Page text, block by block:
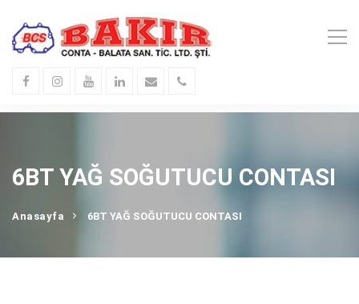
6BT YAĞ SOĞUTUCU CONTASI
Anasayfa 6BT YAĞ SOĞUTUCU CONTASI